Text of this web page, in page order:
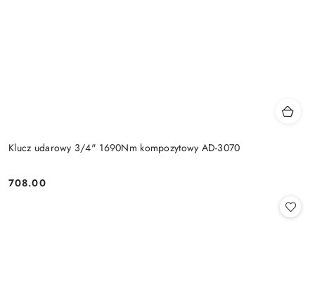
Klucz udarowy 3/4" 1690Nm kompozytowy AD-3070
Cena:
708.00